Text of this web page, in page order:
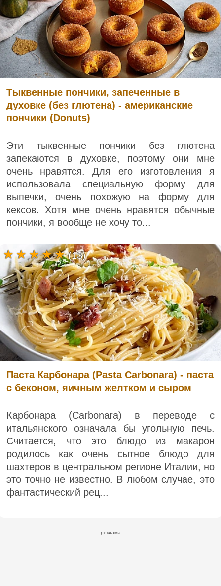
Тыквенные пончики, запеченные в
духовке (без глютена) - американские
пончики (Donuts)
Эти тыквенные пончики без глютена
запекаются в духовке, поэтому они мне
очень нравятся. Для его изготовления я
использовала специальную форму для
выпечки, очень похожую на форму для
кексов. Хотя мне очень нравятся обычные
пончики, я вообще не хочу то...
Паста Карбонара (Pasta Carbonara) - паста
с беконом, яичным желтком и сыром
Карбонара (Carbonara) в переводе с
итальянского означала бы угольную печь.
Считается, что это блюдо из макарон
родилось как очень сытное блюдо для
шахтеров в центральном регионе Италии, но
это точно не известно. В любом случае, это
фантастический рец...
(13)
реклама